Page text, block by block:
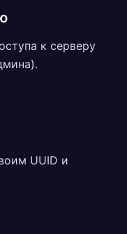
к серверу
UUID и